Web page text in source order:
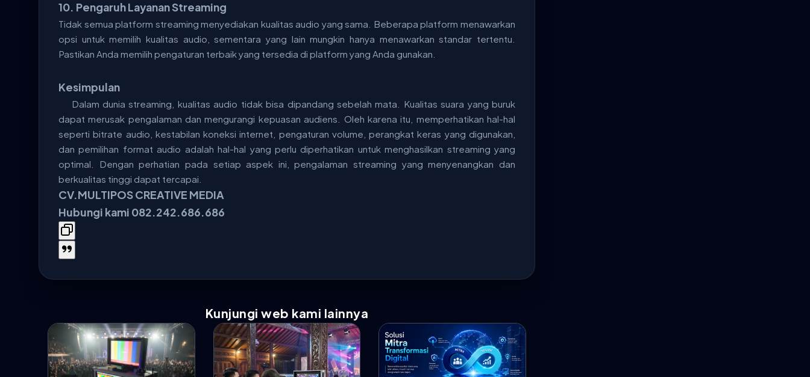
10. Pengaruh Layanan Streaming
Tidak semua platform streaming menyediakan kualitas audio yang sama. Beberapa platform menawarkan
opsi untuk memilih kualitas audio, sementara yang lain mungkin hanya menawarkan standar tertentu.
Pastikan Anda memilih pengaturan terbaik yang tersedia di platform yang Anda gunakan.
Kesimpulan
Dalam dunia streaming, kualitas audio tidak bisa dipandang sebelah mata. Kualitas suara yang buruk
dapat merusak pengalaman dan mengurangi kepuasan audiens. Oleh karena itu, memperhatikan hal-hal
seperti bitrate audio, kestabilan koneksi internet, pengaturan volume, perangkat keras yang digunakan,
dan pemilihan format audio adalah hal-hal yang perlu diperhatikan untuk menghasilkan streaming yang
optimal. Dengan perhatian pada setiap aspek ini, pengalaman streaming yang menyenangkan dan
berkualitas tinggi dapat tercapai.
CV.MULTIPOS CREATIVE MEDIA
Hubungi kami 082.242.686.686
Kunjungi web kami lainnya